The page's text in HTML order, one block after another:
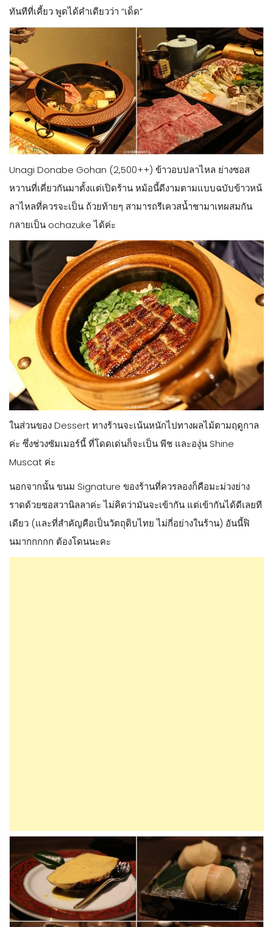
ทันทีที่เคี้ยว พูดได้คำเดียวว่า “เด็ด”
Unagi Donabe Gohan (2,500++) ข้าวอบปลาไหล ย่างซอส
หวานที่เคี่ยวกันมาตั้งแต่เปิดร้าน หม้อนี้ดีงามตามแบบฉบับข้าวหน้
ลาไหลที่ควรจะเป็น ถ้วยท้ายๆ สามารถรีเควสน้ำชามาเทผสมกัน
กลายเป็น ochazuke ได้ค่ะ
ในส่วนของ Dessert ทางร้านจะเน้นหนักไปทางผลไม้ตามฤดูกาล
ค่ะ ซึ่งช่วงซัมเมอร์นี้ ที่โดดเด่นก็จะเป็น พีช และองุ่น Shine
Muscat ค่ะ
นอกจากนั้น ขนม Signature ของร้านที่ควรลองก็คือมะม่วงย่าง
ราดด้วยซอสวานิลลาค่ะ ไม่คิดว่ามันจะเข้ากัน แต่เข้ากันได้ดีเลยที
เดียว (และที่สำคัญคือเป็นวัตถุดิบไทย ไม่กี่อย่างในร้าน) อันนี้ฟิ
นมากกกกก ต้องโดนนะคะ